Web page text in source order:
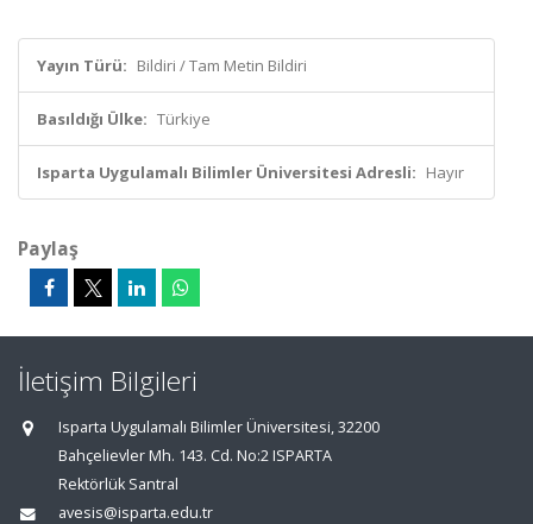
Yayın Türü: Bildiri / Tam Metin Bildiri
Basıldığı Ülke: Türkiye
Isparta Uygulamalı Bilimler Üniversitesi Adresli: Hayır
Paylaş
İletişim Bilgileri
Isparta Uygulamalı Bilimler Üniversitesi, 32200
Bahçelievler Mh. 143. Cd. No:2 ISPARTA
Rektörlük Santral
avesis@isparta.edu.tr